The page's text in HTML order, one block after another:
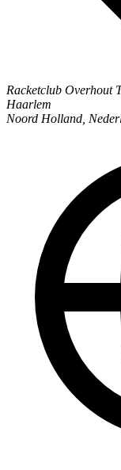
Racketclub Overhout
Haarlem
Noord Holland,